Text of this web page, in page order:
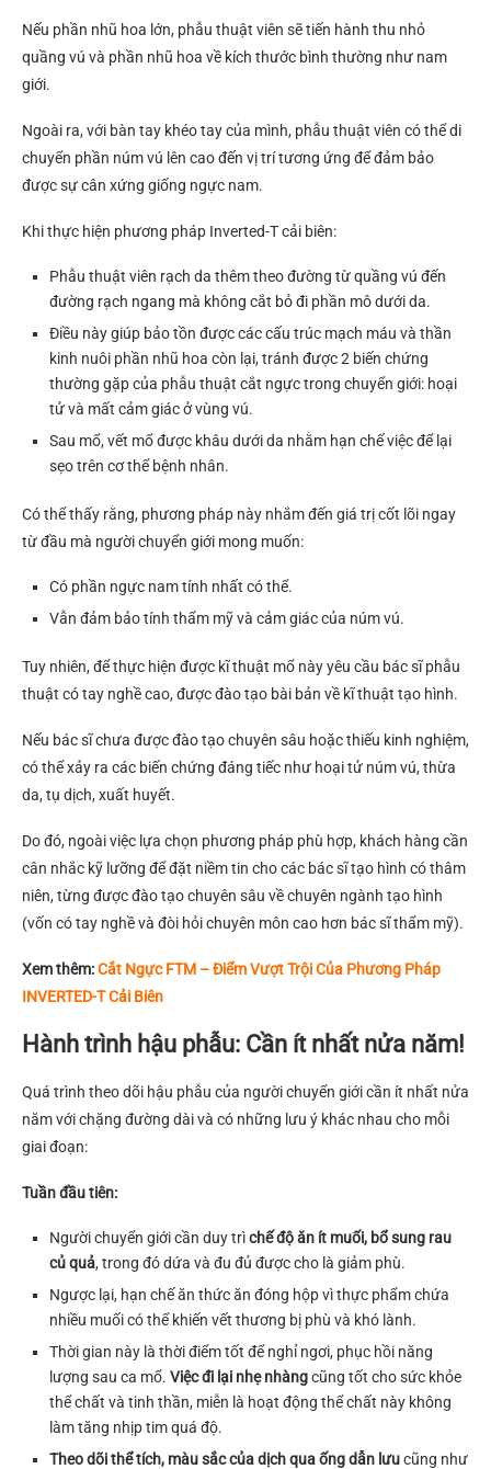
Nếu phần nhũ hoa lớn, phẫu thuật viên sẽ tiến hành thu nhỏ
quầng vú và phần nhũ hoa về kích thước bình thường như nam
giới.
Ngoài ra, với bàn tay khéo tay của mình, phẫu thuật viên có thể di
chuyển phần núm vú lên cao đến vị trí tương ứng để đảm bảo
được sự cân xứng giống ngực nam.
Khi thực hiện phương pháp Inverted-T cải biên:
Phẫu thuật viên rạch da thêm theo đường từ quầng vú đến
đường rạch ngang mà không cắt bỏ đi phần mô dưới da.
Điều này giúp bảo tồn được các cấu trúc mạch máu và thần
kinh nuôi phần nhũ hoa còn lại, tránh được 2 biến chứng
thường gặp của phẫu thuật cắt ngực trong chuyển giới: hoại
tử và mất cảm giác ở vùng vú.
Sau mổ, vết mổ được khâu dưới da nhằm hạn chế việc để lại
sẹo trên cơ thể bệnh nhân.
Có thể thấy rằng, phương pháp này nhắm đến giá trị cốt lõi ngay
từ đầu mà người chuyển giới mong muốn:
Có phần ngực nam tính nhất có thể.
Vẫn đảm bảo tính thẩm mỹ và cảm giác của núm vú.
Tuy nhiên, để thực hiện được kĩ thuật mổ này yêu cầu bác sĩ phẫu
thuật có tay nghề cao, được đào tạo bài bản về kĩ thuật tạo hình.
Nếu bác sĩ chưa được đào tạo chuyên sâu hoặc thiếu kinh nghiệm,
có thể xảy ra các biến chứng đáng tiếc như hoại tử núm vú, thừa
da, tụ dịch, xuất huyết.
Do đó, ngoài việc lựa chọn phương pháp phù hợp, khách hàng cần
cân nhắc kỹ lưỡng để đặt niềm tin cho các bác sĩ tạo hình có thâm
niên, từng được đào tạo chuyên sâu về chuyên ngành tạo hình
(vốn có tay nghề và đòi hỏi chuyên môn cao hơn bác sĩ thẩm mỹ).
Xem thêm:Cắt Ngực FTM – Điểm Vượt Trội Của Phương Pháp
INVERTED-T Cải Biên
Hành trình hậu phẫu: Cần ít nhất nửa năm!
Quá trình theo dõi hậu phẫu của người chuyển giới cần ít nhất nửa
năm với chặng đường dài và có những lưu ý khác nhau cho mỗi
giai đoạn:
Tuần đầu tiên:
Người chuyển giới cần duy trìchế độ ăn ít muối, bổ sung rau
củ quả, trong đó dứa và đu đủ được cho là giảm phù.
Ngược lại, hạn chế ăn thức ăn đóng hộp vì thực phẩm chứa
nhiều muối có thể khiến vết thương bị phù và khó lành.
Thời gian này là thời điểm tốt để nghỉ ngơi, phục hồi năng
lượng sau ca mổ. Việc đi lại nhẹ nhàngcũng tốt cho sức khỏe
thể chất và tinh thần, miễn là hoạt động thể chất này không
làm tăng nhịp tim quá độ.
Theo dõi thể tích, màu sắc của dịch qua ống dẫn lưucũng như